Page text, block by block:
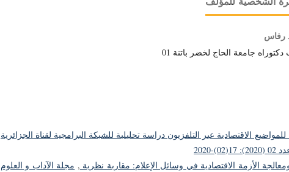
رفاس
جامعة الحاج لخضر باتنة 01
للمواضيع الاقتصادية عبر التلفزيون دراسة تحليلية للشبكة البرامجية لقناة الجزائرية
الأزمة الاقتصادية في وسائل الإعلام: مقاربة نظرية , مجلة الآداب و العلوم